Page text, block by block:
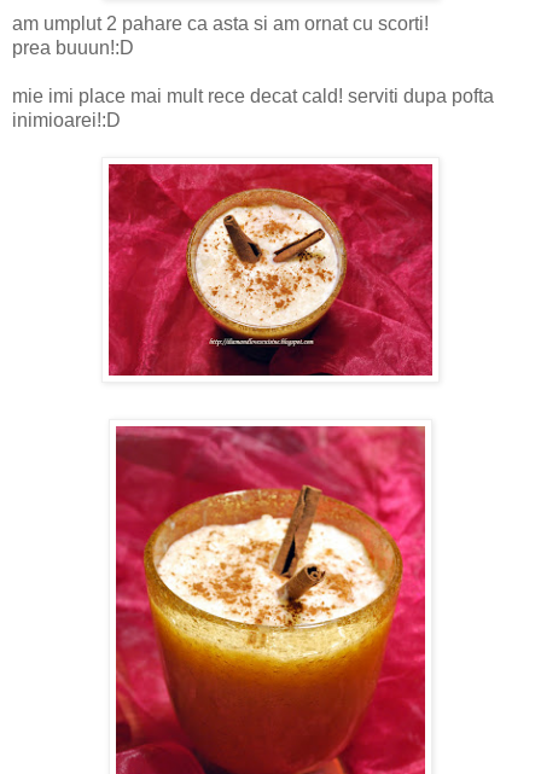
am umplut 2 pahare ca asta si am ornat cu scorti!
prea buuun!:D
mie imi place mai mult rece decat cald! serviti dupa pofta
inimioarei!:D